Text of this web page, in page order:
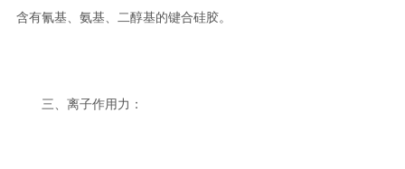
含有氰基、氨基、二醇基的键合硅胶。
三、离子作用力：